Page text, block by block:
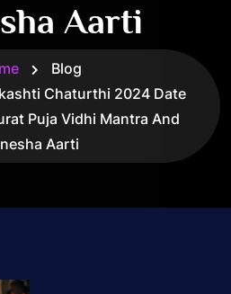
Aarti
Blog
Chaturthi 2024 Date
Puja Vidhi Mantra And
Aarti